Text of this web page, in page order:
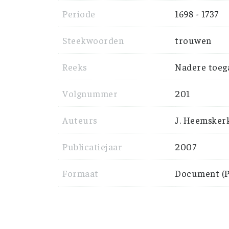
Periode 1698 - 1737
Steekwoorden trouwen
Reeks Nadere
Volgnummer 201
Auteurs J.
Publicatiejaar 2007
Formaat Document